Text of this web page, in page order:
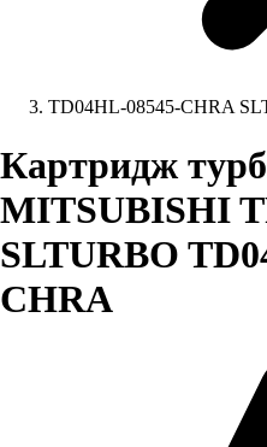
TD04HL-08545-CHRA
Картридж
MITSUBISHI
SLTURBO
CHRA